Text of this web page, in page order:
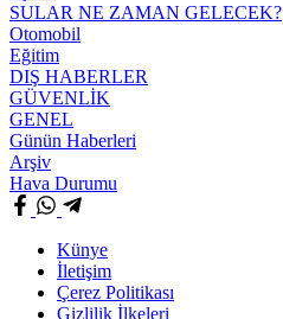
SULAR NE ZAMAN GELECEK?
Otomobil
Eğitim
DIŞ HABERLER
GÜVENLİK
GENEL
Günün Haberleri
Arşiv
Hava Durumu
Künye
İletişim
Çerez Politikası
Gizlilik İlkeleri